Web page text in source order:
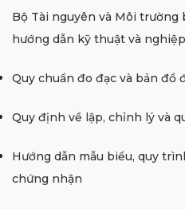
Bộ Tài nguyên và Môi
hướng dẫn kỹ thuật và
Quy chuẩn đo đạc và bản đồ
Quy định về lập, chỉnh lý và
Hướng dẫn mẫu biểu, quy
chứng nhận